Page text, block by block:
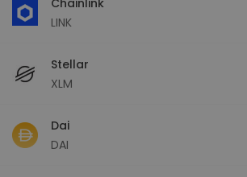
LINK
Stellar
XLM
Dai
DAI